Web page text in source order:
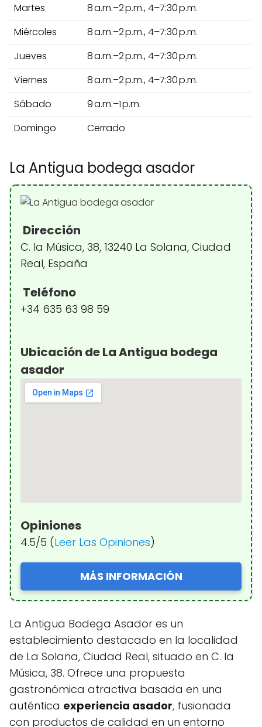
Martes
8 a.m.–2 p.m., 4–7:30 p.m.
Miércoles
8 a.m.–2 p.m., 4–7:30 p.m.
Jueves
8 a.m.–2 p.m., 4–7:30 p.m.
Viernes
8 a.m.–2 p.m., 4–7:30 p.m.
Sábado
9 a.m.–1 p.m.
Domingo
Cerrado
La Antigua bodega asador
Dirección
C. la Música, 38, 13240 La Solana, Ciudad
Real, España
Teléfono
+34 635 63 98 59
Ubicación de La Antigua bodega
asador
Opiniones
4.5/5 (Leer Las Opiniones)
MÁS INFORMACIÓN
La Antigua Bodega Asador es un
establecimiento destacado en la localidad
de La Solana, Ciudad Real, situado en C. la
Música, 38. Ofrece una propuesta
gastronómica atractiva basada en una
auténtica experiencia asador, fusionada
con productos de calidad en un entorno